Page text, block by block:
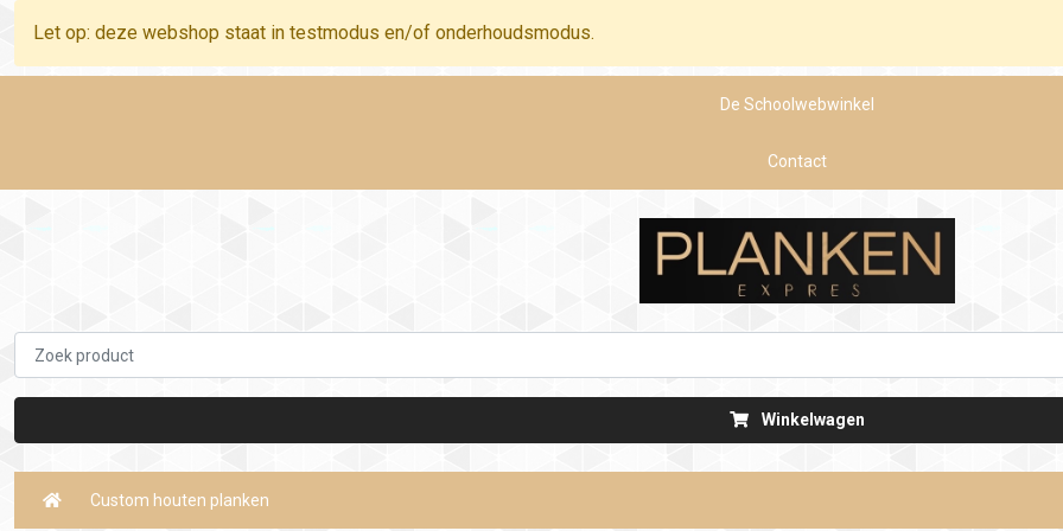
Let op: deze webshop staat in testmodus en/of onderhoudsmodus.
De Schoolwebwinkel
Contact
Winkelwagen
Custom houten planken